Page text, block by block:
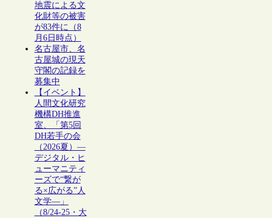
地震による文
化財等の被害
が83件に（8
月6日時点）
名古屋市、名
古屋城の現天
守閣の記録を
募集中
【イベント】
人間文化研究
機構DH推進
室、「第5回
DH若手の会
（2026夏）―
デジタル・ヒ
ューマニティ
ーズで“繋が
る×広がる”人
文学―」
（8/24-25・大